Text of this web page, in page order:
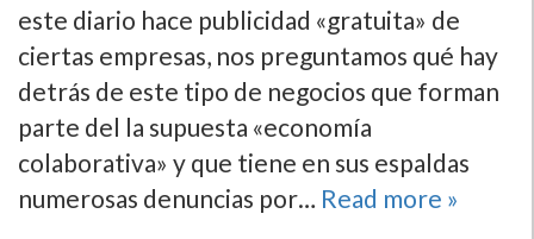
este diario hace publicidad «gratuita» de
ciertas empresas, nos preguntamos qué hay
detrás de este tipo de negocios que forman
parte del la supuesta «economí­a
colaborativa» y que tiene en sus espaldas
numerosas denuncias por… Read more »